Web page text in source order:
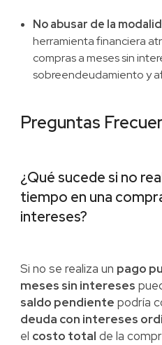
No abusar de la
herramienta financiera
compras a meses sin
sobreendeudamiento y
Preguntas
¿Qué sucede si no
tiempo en una
intereses?
Si no se realiza un pago
meses sin intereses
saldo pendiente podría
deuda con intereses
el costo total de la